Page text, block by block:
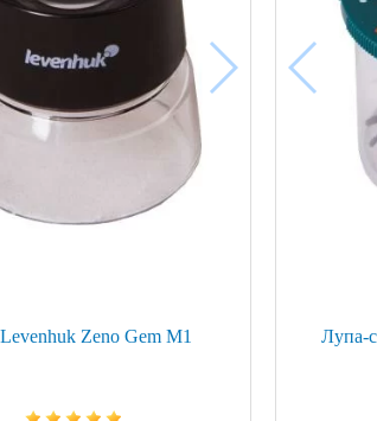
Zeno Gem M1 Лупа-